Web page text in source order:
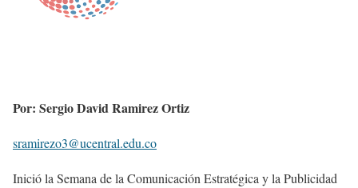
Por: Sergio David Ramirez Ortiz
sramirezo3@ucentral.edu.co
Inició la Semana de la Comunicación Estratégica y la Publicidad